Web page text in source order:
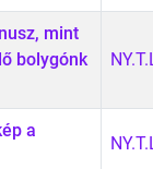
mint
bolygónk
a